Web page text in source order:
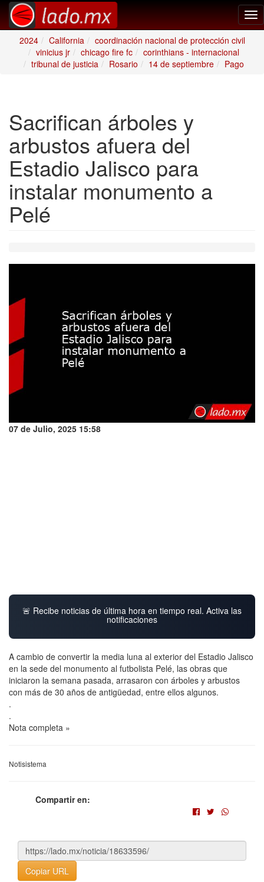
2024
California
coordinación nacional de protección civil
vinicius jr
chicago fire fc
corinthians - internacional
tribunal de justicia
Rosario 14 de septiembre Pago
Sacrifican árboles y
arbustos afuera del
Estadio Jalisco para
instalar monumento a
Pelé
07 de Julio, 2025 15:58
🚨 Recibe noticias de última hora en tiempo real. Activa las
notificaciones
A cambio de convertir la media luna al exterior del Estadio Jalisco
en la sede del monumento al futbolista Pelé, las obras que
iniciaron la semana pasada, arrasaron con árboles y arbustos
con más de 30 años de antigüedad, entre ellos algunos.
.
.
Nota completa »
Notisistema
Compartir en:
Copiar URL